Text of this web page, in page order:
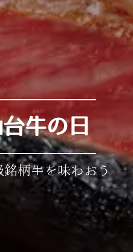
牛の日
柄牛を味わおう